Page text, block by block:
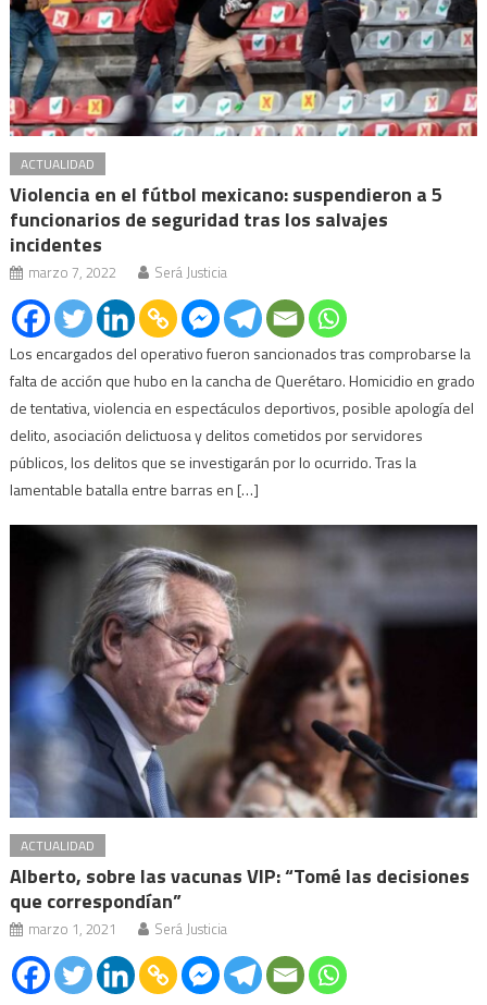
ACTUALIDAD
Violencia en el fútbol mexicano: suspendieron a 5
funcionarios de seguridad tras los salvajes
incidentes
marzo 7, 2022 Será Justicia
Los encargados del operativo fueron sancionados tras comprobarse la
falta de acción que hubo en la cancha de Querétaro. Homicidio en grado
de tentativa, violencia en espectáculos deportivos, posible apología del
delito, asociación delictuosa y delitos cometidos por servidores
públicos, los delitos que se investigarán por lo ocurrido. Tras la
lamentable batalla entre barras en […]
ACTUALIDAD
Alberto, sobre las vacunas VIP: “Tomé las decisiones
que correspondían”
marzo 1, 2021 Será Justicia